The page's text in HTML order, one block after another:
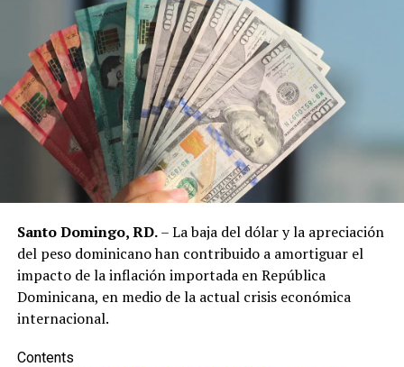
Santo Domingo, RD.– La baja del dólar y la apreciación
del peso dominicano han contribuido a amortiguar el
impacto de la inflación importada en República
Dominicana, en medio de la actual crisis económica
internacional.
Contents